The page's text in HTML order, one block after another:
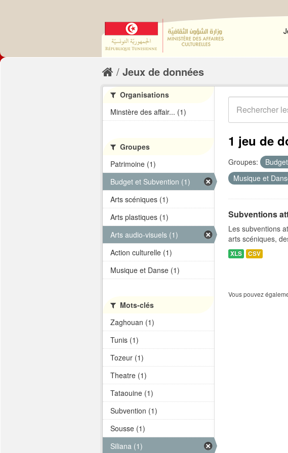
Jeux de données
1 jeu de
Groupes:
Musique et
Subventions
Les subventions
arts scéniques,
XLS CSV
Vous pouvez
Organisations
Minstère des affair... (1)
Groupes
Patrimoine (1)
Budget et Subvention (1)
Arts scéniques (1)
Arts plastiques (1)
Arts audio-visuels (1)
Action culturelle (1)
Musique et Danse (1)
Mots-clés
Zaghouan (1)
Tunis (1)
Tozeur (1)
Theatre (1)
Tataouine (1)
Subvention (1)
Sousse (1)
Siliana (1)